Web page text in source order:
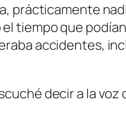
prácticamente
tiempo que
accidentes,
decir a la voz